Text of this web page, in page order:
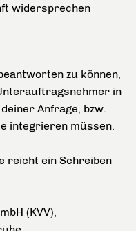
widersprechen
zu können,
in
Anfrage, bzw.
integrieren müssen.
reicht ein Schreiben
(KVV),